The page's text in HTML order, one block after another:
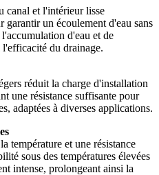
canal et l'intérieur lisse
garantir un écoulement d'eau sans
d'eau et de
du drainage.
réduit la charge d'installation
une résistance suffisante pour
adaptées à diverses applications.
température et une résistance
sous des températures élevées
intense, prolongeant ainsi la